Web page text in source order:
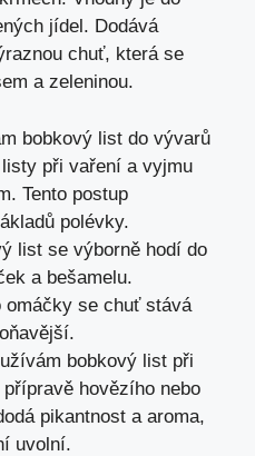
jídel. Dodává
chuť, která se
a zeleninou.
bobkový list do vývarů
při vaření a vyjmu
Tento postup
polévky.
list se výborně hodí do
a bešamelu.
omáčky se chuť stává
bobkový list při
hovězího nebo
pikantnost a aroma,
uvolní.